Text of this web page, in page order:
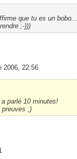
que tu es un bobo...
;-)))
2006, 22:56
parlé 10 minutes!
;)